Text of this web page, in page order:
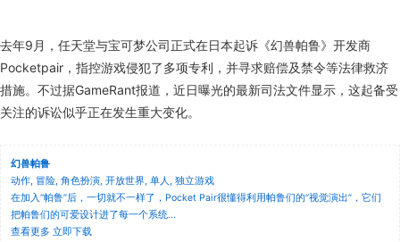
去年9月，任天堂与宝可梦公司正式在日本起诉《幻兽帕鲁》开发商
Pocketpair，指控游戏侵犯了多项专利，并寻求赔偿及禁令等法律救济
措施。不过据GameRant报道，近日曝光的最新司法文件显示，这起备受
关注的诉讼似乎正在发生重大变化。
幻兽帕鲁
动作, 冒险, 角色扮演, 开放世界, 单人, 独立游戏
在加入“帕鲁”后，一切就不一样了，Pocket Pair很懂得利用帕鲁们的“视觉演出”，它们
把帕鲁们的可爱设计进了每一个系统...
查看更多 立即下载